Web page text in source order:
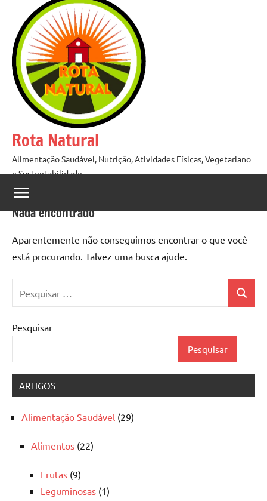
conteúdo
Rota Natural
Alimentação Saudável, Nutrição, Atividades Físicas, Vegetariano
e Sustentabilidade
Nada encontrado
Aparentemente não conseguimos encontrar o que você
está procurando. Talvez uma busca ajude.
por:
Pesquisar
Pesquisar
ARTIGOS
Alimentação Saudável (29)
Alimentos (22)
Frutas (9)
Leguminosas (1)